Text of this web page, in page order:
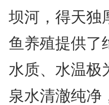
坝河，得天独
鱼养殖提供了
水质、水温极
泉水清澈纯净